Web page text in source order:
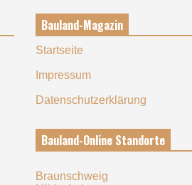
Bauland-Magazin
Startseite
Impressum
Datenschutzerklärung
Bauland-Online Standorte
Braunschweig